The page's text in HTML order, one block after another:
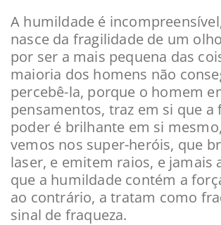
A humildade é
nasce da fragilidade de um olho
por ser a mais pequena das
maioria dos homens não
percebê-la, porque o homem
pensamentos, traz em si que a
poder é brilhante em si
vemos nos super-heróis, que
laser, e emitem raios, e jamais
que a humildade contém a
ao contrário, a tratam como
sinal de fraqueza.